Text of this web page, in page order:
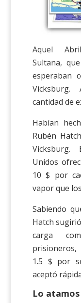
Aquel
Sultana,
esperaban
Vicksburg.
cantidad de
Habían
Rubén
Vicksburg.
Unidos
10 $ por
vapor que
Sabiendo
Hatch
carga
1.5 $ por
aceptó
Lo